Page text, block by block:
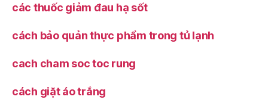
các thuốc giảm đau hạ sốt
cách bảo quản thực phẩm trong tủ lạnh
cach cham soc toc rung
cách giặt áo trắng